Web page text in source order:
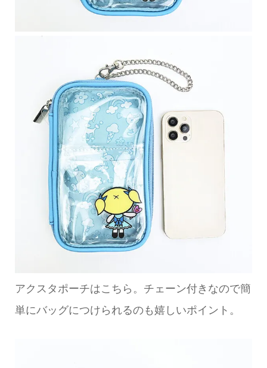
アクスタポーチはこちら。チェーン付きなので簡
単にバッグにつけられるのも嬉しいポイント。